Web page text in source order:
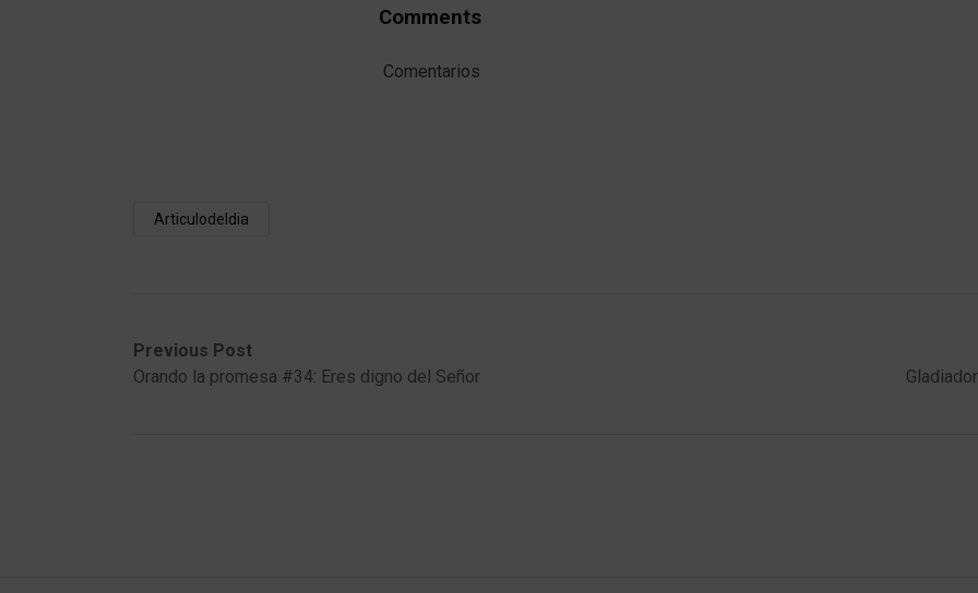
Comments
Comentarios
Articulodeldia
Previous Post
Orando la promesa #34: Eres digno del Señor